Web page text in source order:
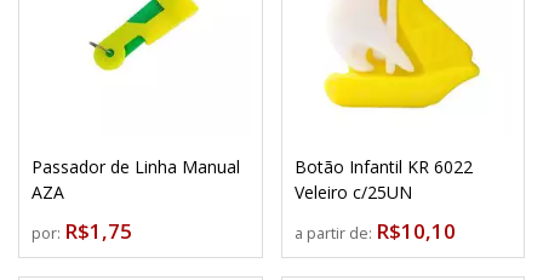
Passador de Linha Manual
AZA
por: R$1,75
Botão Infantil KR 6022
Veleiro c/25UN
a partir de: R$10,10